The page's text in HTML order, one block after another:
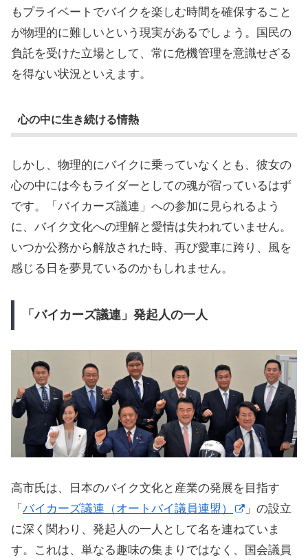
もプライベートでバイクを楽しむ時間を確保すること
が物理的に難しいという現実があるでしょう。国民の
負託を受けた立場として、常に危機管理を意識せざる
を得ない状況といえます。
心の中に生き続ける情熱
しかし、物理的にバイクに乗っていなくとも、彼女の
心の中には今もライダーとしての魂が宿っているはず
です。「バイカーズ議連」への参加に見られるよう
に、バイク文化への理解と愛情は失われていません。
いつか公務から解放された時、再び愛車に跨り、風を
感じる日を夢見ているのかもしれません。
「バイカーズ議連」発起人の一人
高市氏は、日本のバイク文化と産業の発展を目指す
「 バイカーズ議連（オートバイ議員連盟）
」の設立
に深く関わり、発起人の一人として名を連ねていま
す。これは、単なる趣味の集まりではなく、国会議員